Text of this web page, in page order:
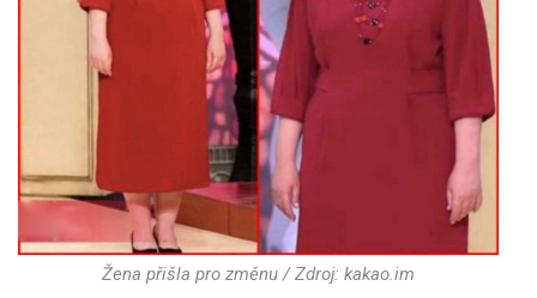
Žena přišla pro změnu / Zdroj: kakao.im